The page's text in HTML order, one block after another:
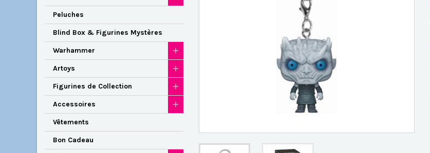
Peluches
Blind Box & Figurines Mystères
Warhammer
Artoys
Figurines de Collection
Accessoires
Vêtements
Bon Cadeau